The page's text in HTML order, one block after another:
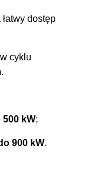
dostęp
cyklu
.
500 kW;
900 kW.